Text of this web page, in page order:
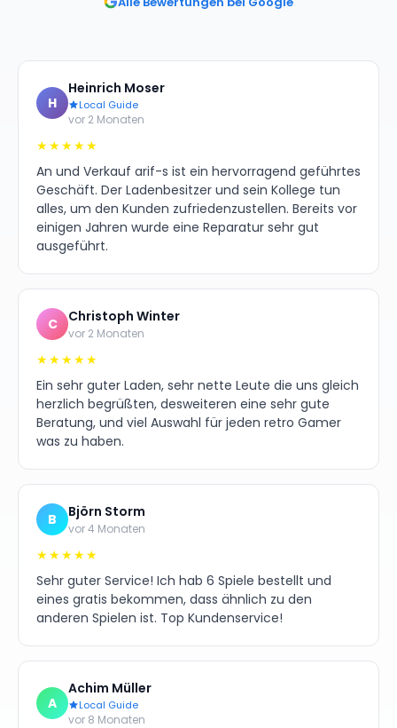
H
Heinrich Moser
Local Guide
vor 2 Monaten
★★★★★
An und Verkauf arif-s ist ein hervorragend geführtes
Geschäft. Der Ladenbesitzer und sein Kollege tun
alles, um den Kunden zufriedenzustellen. Bereits vor
einigen Jahren wurde eine Reparatur sehr gut
ausgeführt.
C Christoph Winter
vor 2 Monaten
★★★★★
Ein sehr guter Laden, sehr nette Leute die uns gleich
herzlich begrüßten, desweiteren eine sehr gute
Beratung, und viel Auswahl für jeden retro Gamer
was zu haben.
B Björn Storm
vor 4 Monaten
★★★★★
Sehr guter Service! Ich hab 6 Spiele bestellt und
eines gratis bekommen, dass ähnlich zu den
anderen Spielen ist. Top Kundenservice!
A
Achim Müller
Local Guide
vor 8 Monaten